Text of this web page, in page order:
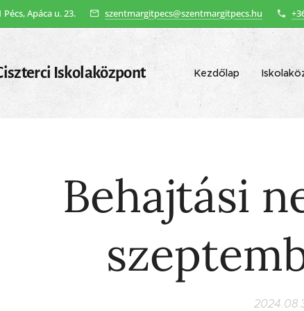
Pécs, Apáca u. 23. szentmargitpecs@szentmargitpecs.hu
Iskolaközpont Kezdőlap
Behajtási